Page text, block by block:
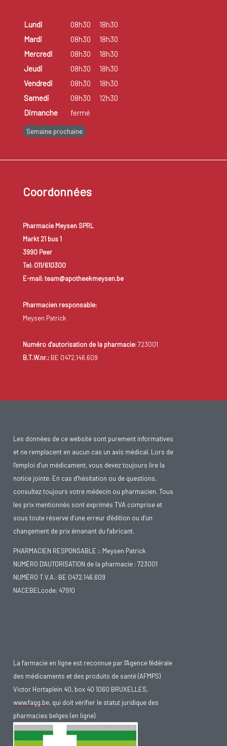
Lundi 08h30
18h30
Mardi
08h30
18h30
Mercredi
08h30
18h30
Jeudi
08h30
18h30
Vendredi
08h30
18h30
Samedi
08h30
12h30
Dimanche
fermé
Semaine prochaine
Coordonnées
Pharmacie Meysen SPRL
Markt 21 bus 1
3990 Peer
Tel: 011/610300
E-mail: team@apotheekmeysen.be
Pharmacien responsable:
Meysen Patrick
Numéro d'autorisation de la pharmacie:723001
B.T.W.nr.:BE 0472.146.609
Les données de ce website sont purement informatives
et ne remplacent en aucun cas un avis médical. Lors de
l’emploi d’un médicament, vous devez toujours lire la
notice jointe. En cas d’hésitation ou de questions,
consultez toujours votre médecin ou pharmacien. Tous
les prix mentionnés sont exprimés TVA comprise et
sous toute réserve d’une erreur d’édition ou d’un
changement de prix émanant du fabricant.
PHARMACIEN RESPONSABLE :: Meysen Patrick
NUMÉRO D'AUTORISATION de la pharmacie : 723001
NUMÉRO T.V.A.: BE 0472.146.609
NACEBELcode: 47910
La farmacie en ligne est reconnue par l'Agence fédérale
des médicaments et des produits de santé (AFMPS)
Victor Hortaplein 40, box 40 1060 BRUXELLES,
www.fagg.be, qui doit vérifier le statut juridique des
pharmacies belges (en ligne).